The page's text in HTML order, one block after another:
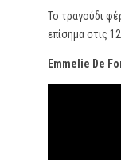
Το τραγούδι
επίσημα στις
Emmelie De